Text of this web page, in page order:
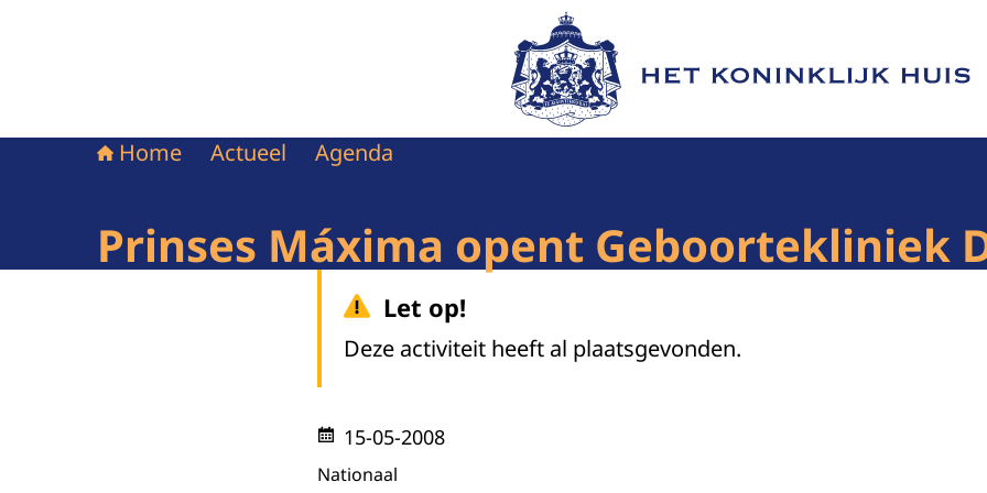
Naar de homepage van Het Koninklijk Huis
Home Actueel Agenda
Prinses Máxima opent Geboortekliniek
Let op!
Deze activiteit heeft al plaatsgevonden.
15-05-2008
Nationaal